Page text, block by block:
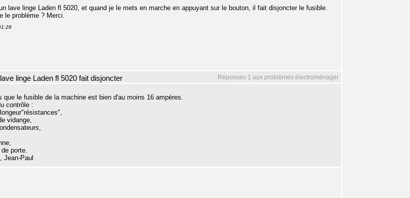
lave linge Laden fl 5020, et quand je le mets en marche en appuyant sur le bouton, il fait disjoncter le fusible.
le problème ? Merci.
Réponses 1 aux problèmes électroménager
linge Laden fl 5020 fait disjoncter
que le fusible de la machine est bien d'au moins 16 ampères.
contrôle :
vidange,
porte.
Jean-Paul